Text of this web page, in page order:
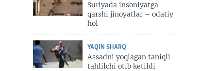
Suriyada insoniyatga
qarshi jinoyatlar – odatiy
hol
YAQIN SHARQ
Assadni yoqlagan taniqli
tahlilchi otib ketildi